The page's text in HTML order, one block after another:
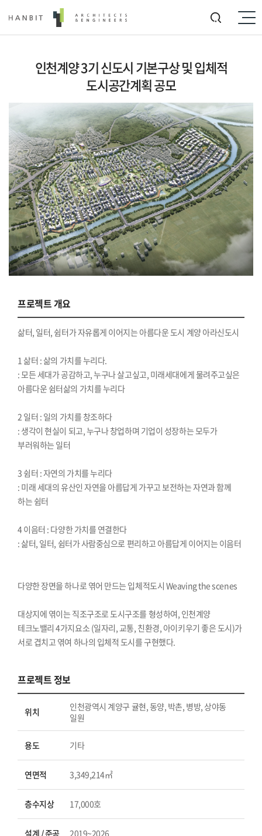
인천계양 3기 신도시 기본구상 및 입체적
도시공간계획 공모
프로젝트 개요
삶터, 일터, 쉼터가 자유롭게 이어지는 아름다운 도시 계양 아라신도시
1 삶터 : 삶의 가치를 누리다.
: 모든 세대가 공감하고, 누구나 살고싶고, 미래세대에게 물려주고싶은
아름다운 쉼터삶의 가치를 누리다
2 일터 : 일의 가치를 창조하다
: 생각이 현실이 되고, 누구나 창업하며 기업이 성장하는 모두가
부러워하는 일터
3 쉼터 : 자연의 가치를 누리다
: 미래 세대의 유산인 자연을 아름답게 가꾸고 보전하는 자연과 함께
하는 쉼터
4 이음터 : 다양한 가치를 연결한다
: 삶터, 일터, 쉼터가 사람중심으로 편리하고 아름답게 이어지는 이음터
다양한 장면을 하나로 엮어 만드는 입체적도시 Weaving the scenes
대상지에 엮이는 직조구조로 도시구조를 형성하여, 인천계양
테크노밸리 4가지요소 (일자리, 교통, 친환경, 아이키우기 좋은 도시)가
서로 겹치고 엮여 하나의 입체적 도시를 구현했다.
프로젝트 정보
위치
인천광역시 계양구 귤현, 동양, 박촌, 병방, 상야동
일원
용도 기타
연면적 3,349,214㎡
층수지상 17,000호
설계 / 준공 2019~2026